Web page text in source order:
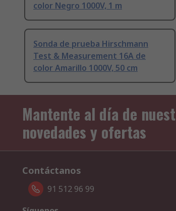
color Negro 1000V, 1 m
Sonda de prueba Hirschmann
Test & Measurement 16A de
color Amarillo 1000V, 50 cm
Mantente al día de
novedades y ofertas
Contáctanos
91 512 96 99